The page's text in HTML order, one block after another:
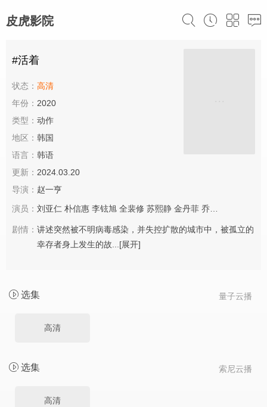
皮虎影院
#活着
状态： 高清
年份： 2020
类型： 动作
地区： 韩国
语言： 韩语
更新： 2024.03.20
导演： 赵一亨
演员： 刘亚仁 朴信惠 李铉旭 全裴修 苏熙静 金丹菲 乔汉俊
剧情： 讲述突然被不明病毒感染，并失控扩散的城市中，被孤立的
幸存者身上发生的故... [展开]
量子云播
选集
高清
索尼云播
选集
高清